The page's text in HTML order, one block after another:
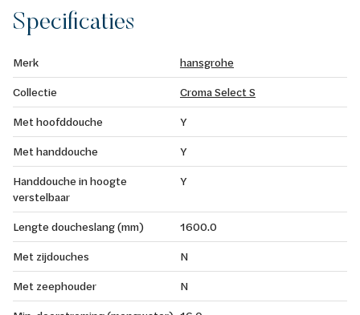
Specificaties
Merk
hansgrohe
Collectie
Croma Select S
Met hoofddouche
Y
Met handdouche
Y
Handdouche in hoogte
verstelbaar
Y
Lengte doucheslang (mm)
1600.0
Met zijdouches
N
Met zeephouder
N